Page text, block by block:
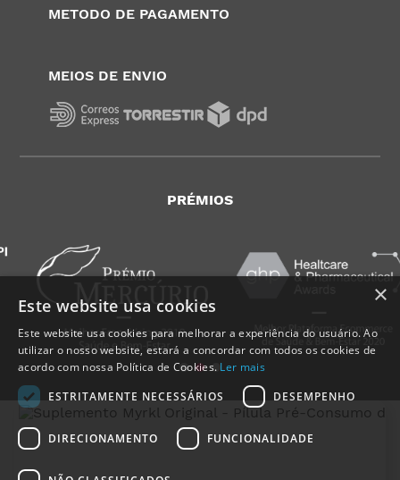
METODO DE PAGAMENTO
MEIOS DE ENVIO
PRÉMIOS
×
Este website usa cookies
Este website usa cookies para melhorar a experiência do usuário. Ao
utilizar o nosso website, estará a concordar com todos os cookies de
acordo com nossa Política de Cookies. Ler mais
ESTRITAMENTE NECESSÁRIOS
DESEMPENHO
DIRECIONAMENTO FUNCIONALIDADE